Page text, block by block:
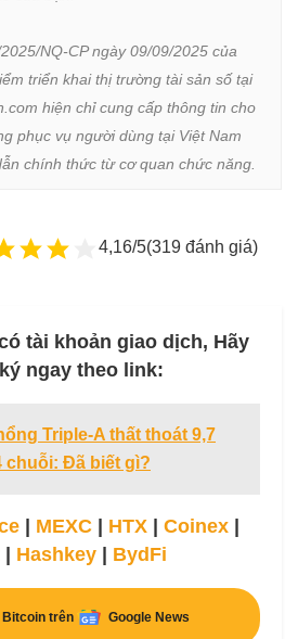
NQ-CP ngày 09/09/2025 của
triển khai thị trường tài sản số tại
hiện chỉ cung cấp thông tin cho
phục vụ người dùng tại Việt Nam
chính thức từ cơ quan chức năng.
4,16/5(319 đánh giá)
tài khoản giao dịch, Hãy
ngay theo link:
Triple-A thất thoát 9,7
chuỗi: Đã biết gì?
| MEXC | HTX | Coinex |
| Hashkey| BydFi
Bitcoin trên Google News